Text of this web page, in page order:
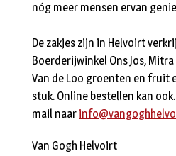
nóg meer mensen ervan
De zakjes zijn in Helvoirt
Boerderijwinkel Ons Jos,
Van de Loo groenten en fruit
stuk. Online bestellen kan
mail naar
Van Gogh Helvoirt